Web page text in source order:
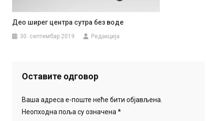
Део ширег центра сутра без воде
30. септембар 2019. Редакција
Оставите одговор
Ваша адреса е-поште неће бити објављена.
Неопходна поља су означена*